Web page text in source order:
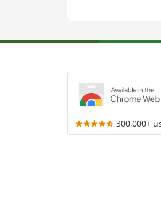
300,000+